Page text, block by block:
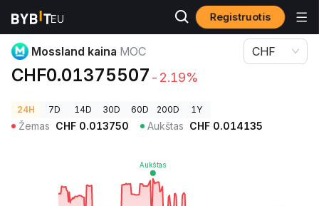
Registruotis
Kriptovaliutų kainos Mossland kaina MOC
Mossland kaina MOC
CHF0.01375507 -2.19%
CHF
24H 7D 14D 30D 60D 200D 1Y
Žemas CHF 0.013750 Aukštas CHF 0.014135